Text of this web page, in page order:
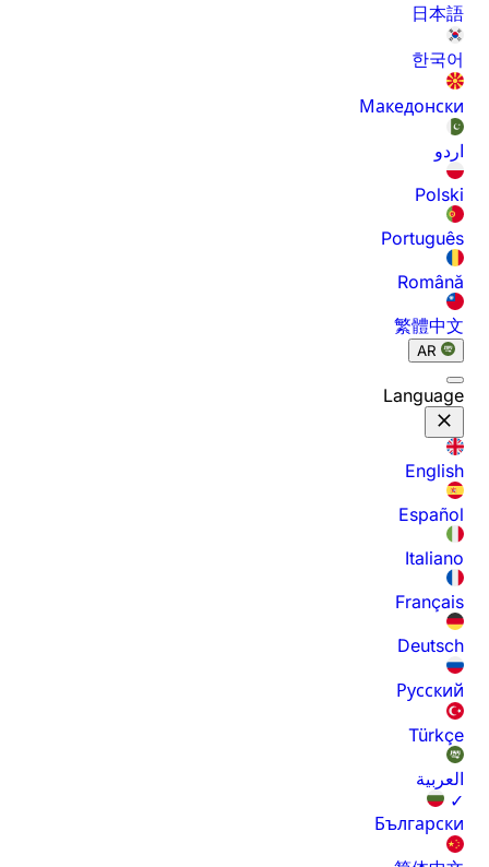
日本語
한국어
Македонски
اردو
Polski
Português
Română
繁體中文
AR
Language
English
Español
Italiano
Français
Deutsch
Русский
Türkçe
العربية
✓
Български